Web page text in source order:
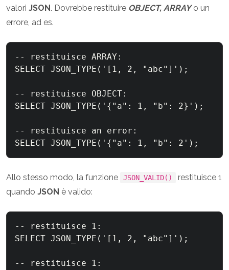
valori JSON. Dovrebbe restituire OBJECT, ARRAYo un
errore, ad es.
-- restituisce ARRAY:
SELECT JSON_TYPE('[1, 2, "abc"]');
-- restituisce OBJECT:
SELECT JSON_TYPE('{"a": 1, "b": 2}');
-- restituisce an error:
Allo stesso modo, la funzione JSON_VALID()
restituisce 1
quando JSON è valido:
-- restituisce 1:
SELECT JSON_TYPE('[1, 2, "abc"]');
-- restituisce 1: